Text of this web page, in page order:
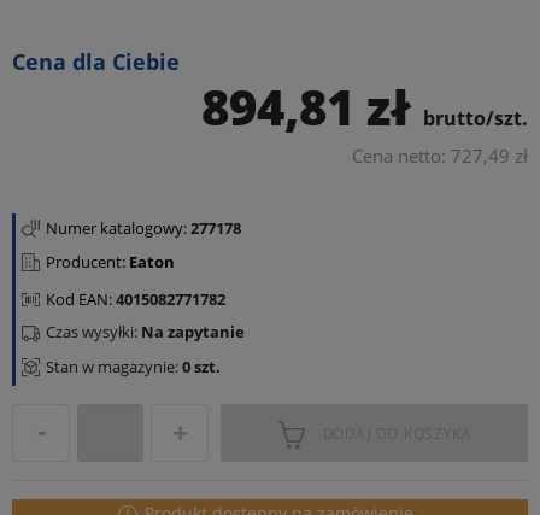
Cena dla Ciebie
894,81 zł brutto/szt.
Cena netto: 727,49 zł
Numer katalogowy:277178
Producent: Eaton
Kod EAN:4015082771782
Stan w magazynie:0 szt.
Czas wysyłki: Na zapytanie
DODAJ DO KOSZYKA